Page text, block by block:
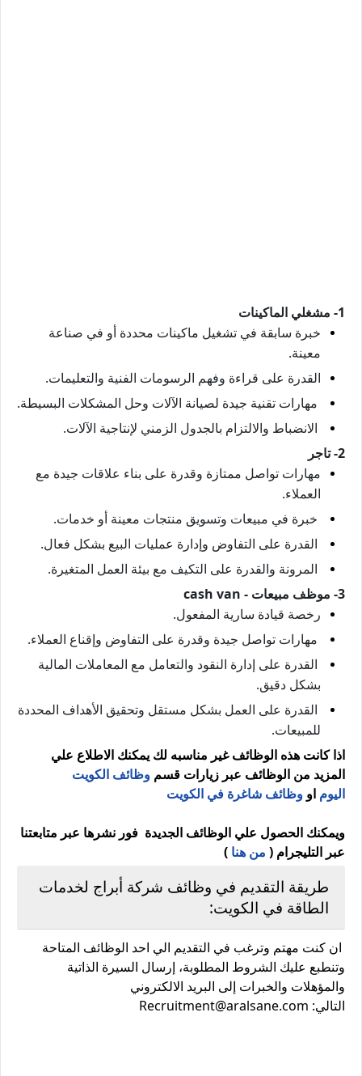
1- مشغلي الماكينات
خبرة سابقة في تشغيل ماكينات محددة أو في صناعة
معينة.
القدرة على قراءة وفهم الرسومات الفنية والتعليمات.
مهارات تقنية جيدة لصيانة الآلات وحل المشكلات البسيطة.
الانضباط والالتزام بالجدول الزمني لإنتاجية الآلات.
2- تاجر
مهارات تواصل ممتازة وقدرة على بناء علاقات جيدة مع
العملاء.
خبرة في مبيعات وتسويق منتجات معينة أو خدمات.
القدرة على التفاوض وإدارة عمليات البيع بشكل فعال.
المرونة والقدرة على التكيف مع بيئة العمل المتغيرة.
3- موظف مبيعات - cash van
رخصة قيادة سارية المفعول.
مهارات تواصل جيدة وقدرة على التفاوض وإقناع العملاء.
القدرة على إدارة النقود والتعامل مع المعاملات المالية
بشكل دقيق.
القدرة على العمل بشكل مستقل وتحقيق الأهداف المحددة
للمبيعات.
اذا كانت هذه الوظائف غير مناسبه لك يمكنك الاطلاع علي
المزيد من الوظائف عبر زيارات قسم وظائف الكويت
اليوم او وظائف شاغرة في الكويت
ويمكنك الحصول علي الوظائف الجديدة فور نشرها عبر متابعتنا
عبر التليجرام ( من هنا )
طريقة التقديم في وظائف شركة أبراج لخدمات
الطاقة في الكويت:
ان كنت مهتم وترغب في التقديم الي احد الوظائف المتاحة
وتنطبع عليك الشروط المطلوبة، إرسال السيرة الذاتية
والمؤهلات والخبرات إلى البريد الالكتروني
التالي: Recruitment@aralsane.com